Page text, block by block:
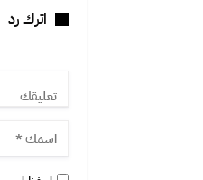
اترك رد